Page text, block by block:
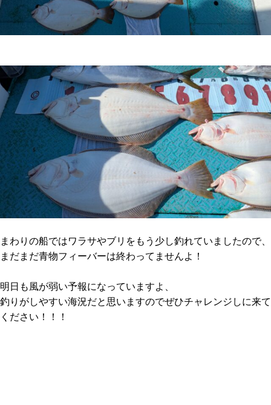
まわりの船ではワラサやブリをもう少し釣れていましたので、
まだまだ青物フィーバーは終わってませんよ！
明日も風が弱い予報になっていますよ、
釣りがしやすい海況だと思いますのでぜひチャレンジしに来て
ください！！！